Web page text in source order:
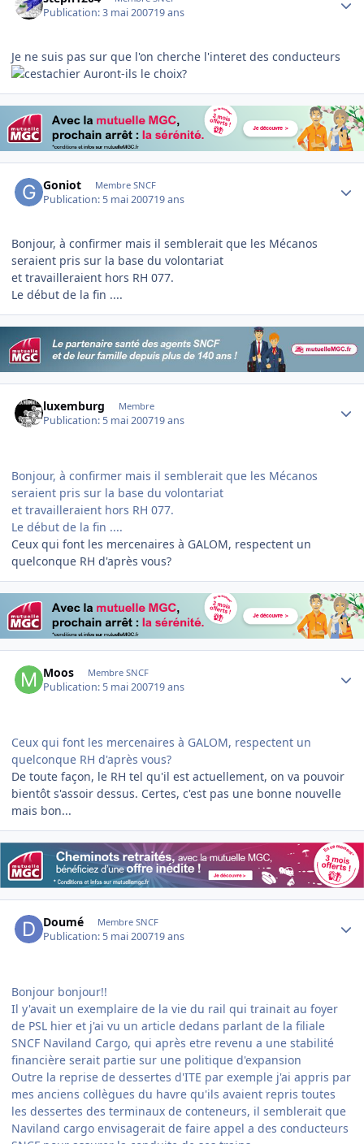
Publication:3 mai 200719 ans
Je ne suis pas sur que l'on cherche l'interet des conducteurs
Auront-ils le choix?
Goniot Membre SNCF
Publication: 5 mai 200719 ans
Bonjour, à confirmer mais il semblerait que les Mécanos
seraient pris sur la base du volontariat
et travailleraient hors RH 077.
Le début de la fin ....
luxemburg Membre
Publication: 5 mai 200719 ans
Bonjour, à confirmer mais il semblerait que les Mécanos
seraient pris sur la base du volontariat
et travailleraient hors RH 077.
Le début de la fin ....
Ceux qui font les mercenaires à GALOM, respectent un
quelconque RH d'après vous?
Moos Membre SNCF
Publication: 5 mai 200719 ans
Ceux qui font les mercenaires à GALOM, respectent un
quelconque RH d'après vous?
De toute façon, le RH tel qu'il est actuellement, on va pouvoir
bientôt s'assoir dessus. Certes, c'est pas une bonne nouvelle
mais bon...
Doumé Membre SNCF
Publication: 5 mai 200719 ans
Bonjour bonjour!!
Il y'avait un exemplaire de la vie du rail qui trainait au foyer
de PSL hier et j'ai vu un article dedans parlant de la filiale
SNCF Naviland Cargo, qui après etre revenu a une stabilité
financière serait partie sur une politique d'expansion
Outre la reprise de dessertes d'ITE par exemple j'ai appris par
mes anciens collègues du havre qu'ils avaient repris toutes
les dessertes des terminaux de conteneurs, il semblerait que
Naviland cargo envisagerait de faire appel a des conducteurs